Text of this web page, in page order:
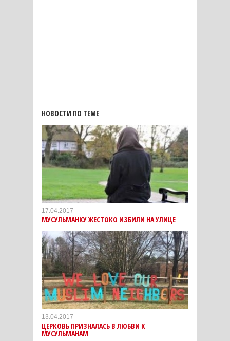
НОВОСТИ ПО ТЕМЕ
17.04.2017
МУСУЛЬМАНКУ ЖЕСТОКО ИЗБИЛИ НА УЛИЦЕ
13.04.2017
ЦЕРКОВЬ ПРИЗНАЛАСЬ В ЛЮБВИ К
МУСУЛЬМАНАМ